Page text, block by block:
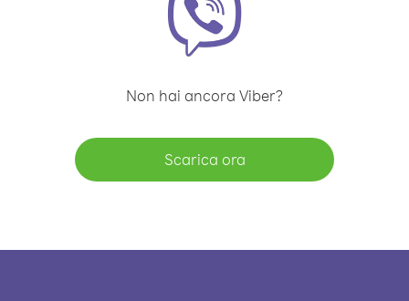
Non hai ancora Viber?
Scarica ora